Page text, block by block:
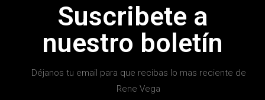
Suscribete a
nuestro boletín
Déjanos tu email para que recibas lo mas reciente de
Rene Vega